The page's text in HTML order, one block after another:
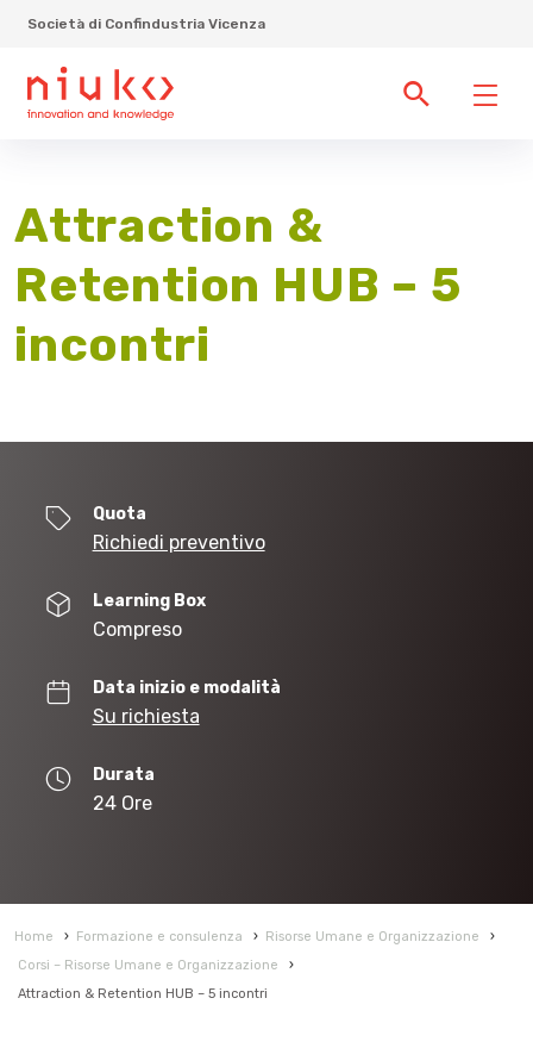
Società di Confindustria Vicenza
Attraction &
Retention HUB – 5
incontri
Quota
Richiedi preventivo
Learning Box
Compreso
Data inizio e modalità
Su richiesta
Durata
24 Ore
Home › Formazione e consulenza › Risorse Umane e Organizzazione
›
Corsi – Risorse Umane e Organizzazione
›
Attraction & Retention HUB – 5 incontri